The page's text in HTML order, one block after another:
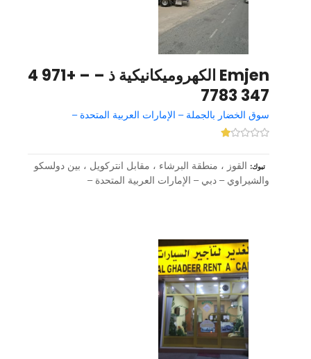
Emjen الكهروميكانيكية ذ – – +971 4
347 7783
سوق الخضار بالجملة – الإمارات العربية المتحدة –
تبوك
القوز ، منطقة البرشاء ، مقابل انتركويل ، بين دولسكو
والشيراوي – دبي – الإمارات العربية المتحدة –